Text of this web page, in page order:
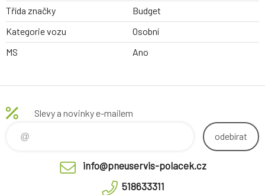
Třída značky
Budget
Kategorie vozu
Osobní
MS
Ano
Slevy a novinky e-mailem
odebírat
info@pneuservis-polacek.cz
518633311